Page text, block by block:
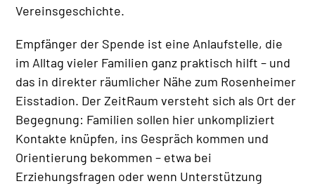
Vereinsgeschichte.
Empfänger der Spende ist eine Anlaufstelle, die
im Alltag vieler Familien ganz praktisch hilft – und
das in direkter räumlicher Nähe zum Rosenheimer
Eisstadion. Der ZeitRaum versteht sich als Ort der
Begegnung: Familien sollen hier unkompliziert
Kontakte knüpfen, ins Gespräch kommen und
Orientierung bekommen – etwa bei
Erziehungsfragen oder wenn Unterstützung